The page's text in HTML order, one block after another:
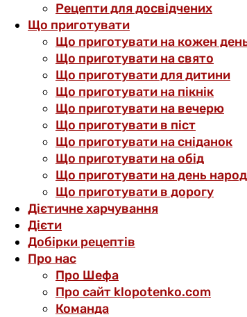
Рецепти для досвідчених
Що приготувати
Що приготувати на кожен
Що приготувати на свято
Що приготувати для дитини
Що приготувати на пікнік
Що приготувати на вечерю
Що приготувати в піст
Що приготувати на сніданок
Що приготувати на обід
Що приготувати на день
Що приготувати в дорогу
Дієтичне харчування
Дієти
Добірки рецептів
Про нас
Про Шефа
Про сайт klopotenko.com
Команда